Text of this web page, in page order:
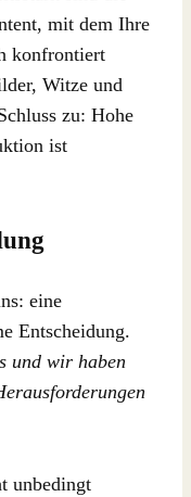
mit dem Ihre
konfrontiert
Witze und
zu: Hohe
ist
eine
Entscheidung.
und wir haben
unbedingt